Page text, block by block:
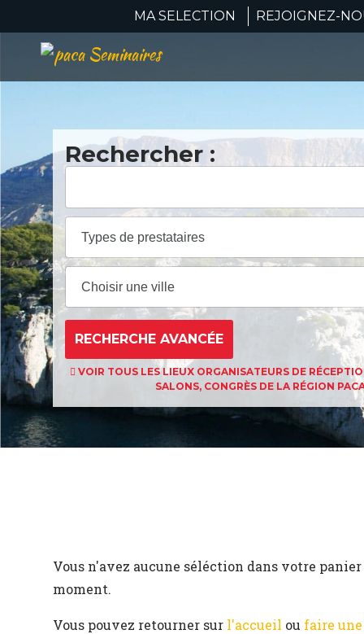
MA SELECTION REJOIGNEZ-
Rechercher :
RECHERCHE AVANCÉE
VOIR TOUS LES LIEUX ORGANISATEURS DE
SALONS, CONGRÈS DE LA RÉGION
Vous n'avez aucune séléction dans votre
moment.
Vous pouvez retourner sur l'accueil ou faire